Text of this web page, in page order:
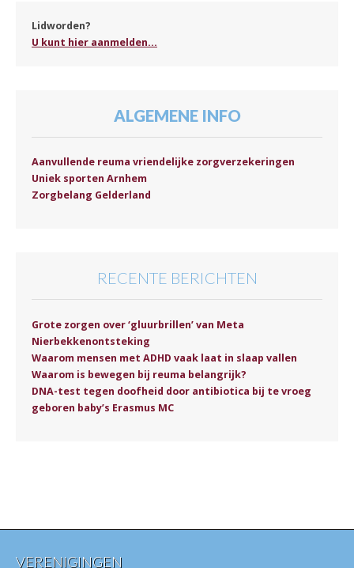
Lidworden?
U kunt hier aanmelden...
ALGEMENE INFO
Aanvullende reuma vriendelijke zorgverzekeringen
Uniek sporten Arnhem
Zorgbelang Gelderland
RECENTE BERICHTEN
Grote zorgen over ‘gluurbrillen’ van Meta
Nierbekkenontsteking
Waarom mensen met ADHD vaak laat in slaap vallen
Waarom is bewegen bij reuma belangrijk?
DNA-test tegen doofheid door antibiotica bij te vroeg
geboren baby’s Erasmus MC
VERENIGINGEN